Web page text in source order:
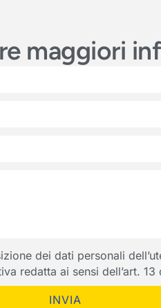
maggiori
dei dati personali
redatta ai sensi dell’art. 13
INVIA